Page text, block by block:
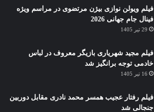
فیلم ویولن نوازی بیژن مرتضوی در مراسم ویژه
فینال جام جهانی 2026
29 تیر 1405
فیلم مجید شهریاری بازیگر معروف در لباس
خادمی توجه برانگیز شد
16 تیر 1405
فیلم رفتار عجیب همسر محمد نادری مقابل دوربین
جنجالی شد